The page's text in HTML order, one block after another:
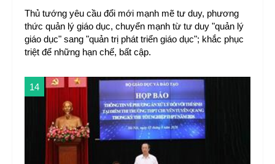
Thủ tướng yêu cầu đổi mới mạnh mẽ tư duy, phương
thức quản lý giáo dục, chuyển mạnh từ tư duy "quản lý
giáo dục" sang "quản trị phát triển giáo dục"; khắc phục
triệt để những hạn chế, bất cập.
14